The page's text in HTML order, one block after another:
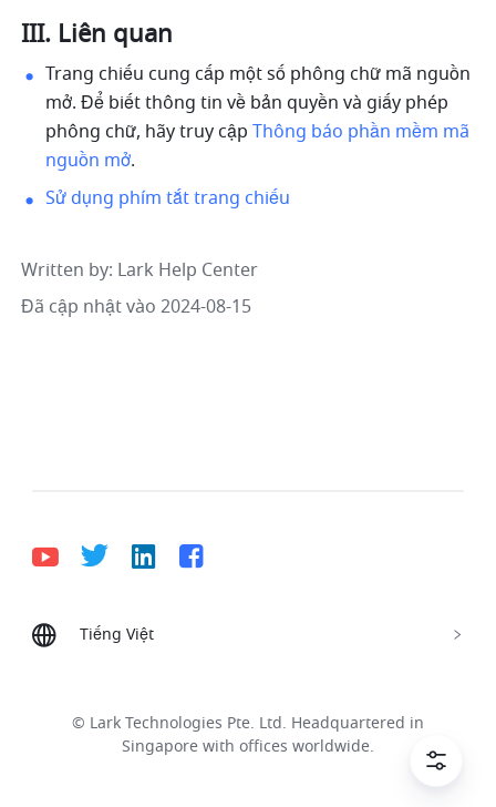
III. Liên quan
Trang chiếu cung cấp một số phông chữ mã nguồn
mở. Để biết thông tin về bản quyền và giấy phép
phông chữ, hãy truy cập Thông báo phần mềm mã
nguồn mở.
Sử dụng phím tắt trang chiếu
Written by: Lark Help Center
Đã cập nhật vào 2024-08-15
Tiếng Việt
Tiếng Việt
ไทย 한국어 日本語
中文
© Lark Technologies Pte. Ltd. Headquartered in
Singapore with offices worldwide.